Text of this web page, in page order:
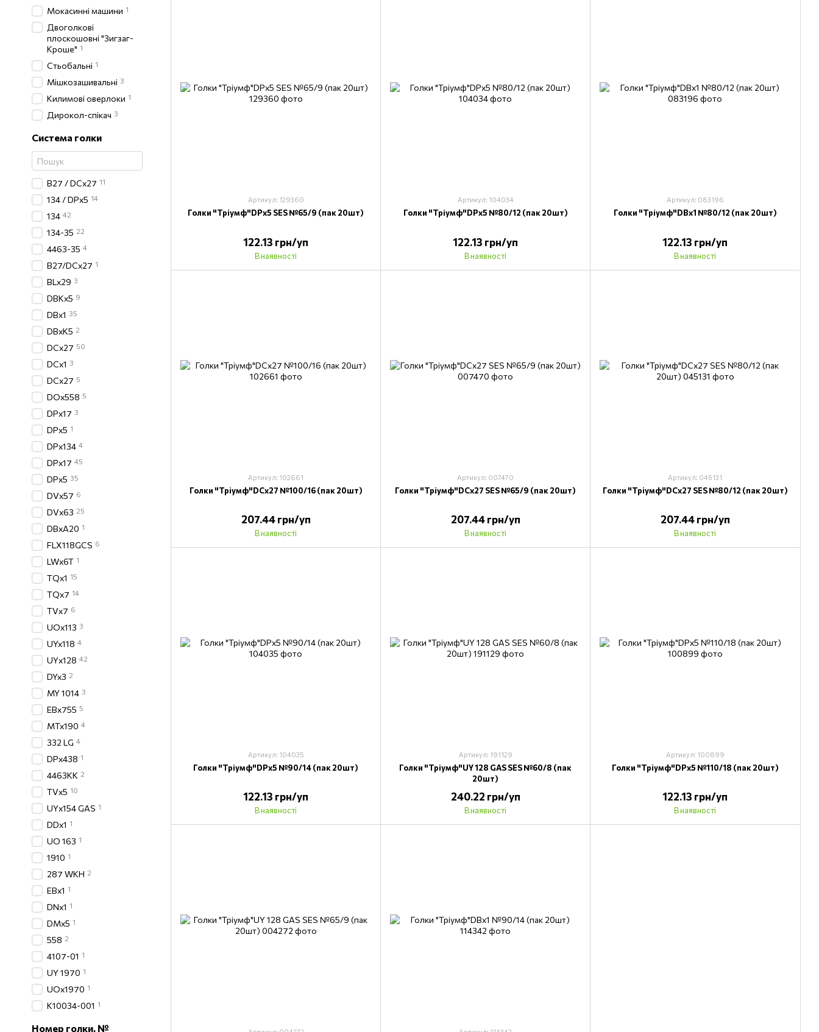
Артикул: 129360
Голки "Тріумф"DPх5 SES №65/9 (пак 20шт)
122.13 грн/уп
В наявності
Артикул: 104034
Голки "Тріумф"DPх5 №80/12 (пак 20шт)
122.13 грн/уп
В наявності
Артикул: 083196
Голки "Тріумф"DВх1 №80/12 (пак 20шт)
122.13 грн/уп
В наявності
Артикул: 102661
Голки "Тріумф"DCх27 №100/16 (пак 20шт)
207.44 грн/уп
В наявності
Артикул: 007470
Голки "Тріумф"DCх27 SES №65/9 (пак 20шт)
207.44 грн/уп
В наявності
Артикул: 045131
Голки "Тріумф"DCх27 SES №80/12 (пак 20шт)
207.44 грн/уп
В наявності
Артикул: 104035
Голки "Тріумф"DPх5 №90/14 (пак 20шт)
122.13 грн/уп
В наявності
Артикул: 191129
Голки "Тріумф"UY 128 GAS SES №60/8 (пак
20шт)
240.22 грн/уп
В наявності
Артикул: 100899
Голки "Тріумф"DPх5 №110/18 (пак 20шт)
122.13 грн/уп
В наявності
Мокасинні машини 1
Двоголкові
плоскошовні "Зигзаг-
Кроше" 1
Стьобальні 1
Мішкозашивальні 3
Килимові оверлоки 1
Дирокол-спікач 3
Система голки
B27 / DCx27 11
134 / DPx5 14
134 42
134-35 22
4463-35 4
B27/DCx27 1
BLx29 3
DBKx5 9
DBx1 35
DBxK5 2
DCx27 50
DCх1 3
DCх27 5
DOх558 5
DPx17 3
DPx5 1
DPх134 4
DPх17 45
DPх5 35
DVx57 6
DVх63 25
DВхА20 1
FLX118GCS 6
LWx6T 1
TQx1 15
TQx7 14
TVх7 6
UOх113 3
UYx118 4
UYх128 42
DYx3 2
MY 1014 3
EBх755 5
MTx190 4
332 LG 4
DPx438 1
4463KK 2
TVх5 10
UYх154 GAS 1
DDx1 1
UO 163 1
1910 1
287 WKH 2
EBх1 1
DNx1 1
DMx5 1
558 2
4107-01 1
UY 1970 1
UOx1970 1
K10034-001 1
Номер голки, №